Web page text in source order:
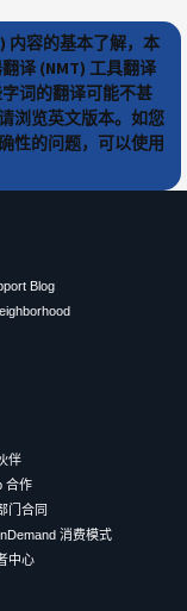
内容的基本了解，本
译 (NMT) 工具翻译
词的翻译可能不甚
浏览英文版本。如您
性的问题，可以使用
Blog
伴
合作
门合同
消费模式
中心